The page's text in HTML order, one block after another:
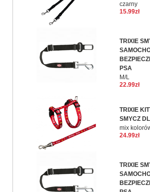
czarny
15.99zł
TRIXIE
PSA
M/L
22.99zł
TRIXIE
SMYCZ
mix
24.99zł
TRIXIE